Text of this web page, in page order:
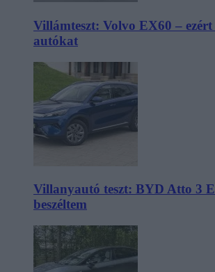
Villámteszt: Volvo EX60 – ezért
autókat
Villanyautó teszt: BYD Atto 3
beszéltem